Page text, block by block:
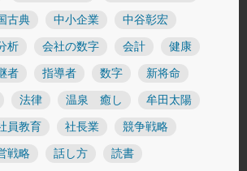
古典 中小企業 中谷彰宏
析 会社の数字 会計 健康
者 指導者 数字 新将命
法律 温泉 癒し 牟田太陽
員教育 社長業 競争戦略
戦略 話し方 読書